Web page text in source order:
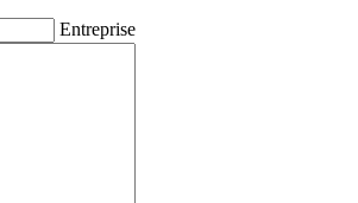
Entreprise